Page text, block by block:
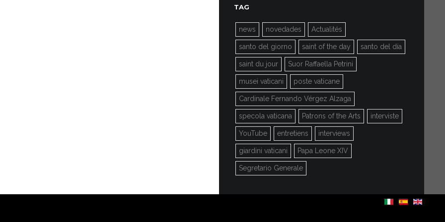
TAG
news novedades Actualités
santo del giorno saint of the day santo del día
saint du jour Suor Raffaella Petrini
musei vaticani poste vaticane
Cardinale Fernando Vérgez Alzaga
specola vaticana Patrons of the Arts interviste
YouTube entretiens interviews
giardini vaticani Papa Leone XIV
Segretario Generale